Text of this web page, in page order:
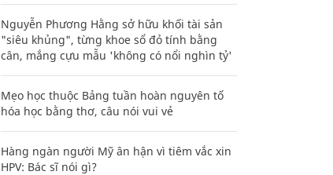
Nguyễn Phương Hằng sở hữu khối tài sản
"siêu khủng", từng khoe sổ đỏ tính bằng
cân, mắng cựu mẫu 'không có nổi nghìn tỷ'
Mẹo học thuộc Bảng tuần hoàn nguyên tố
hóa học bằng thơ, câu nói vui vẻ
Hàng ngàn người Mỹ ân hận vì tiêm vắc xin
HPV: Bác sĩ nói gì?